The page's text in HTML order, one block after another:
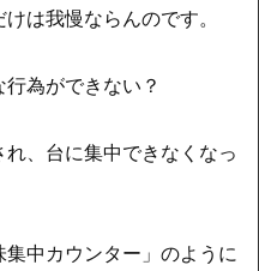
は我慢ならんのです。
為ができない？
、台に集中できなくなっ
中カウンター」のように